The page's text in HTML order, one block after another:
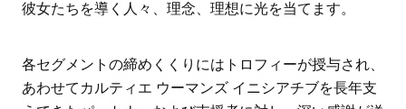
彼女たちを導く人々、理念、理想に光を当てます。
各セグメントの締めくくりにはトロフィーが授与され、
あわせてカルティエ ウーマンズ イニシアチブを長年支